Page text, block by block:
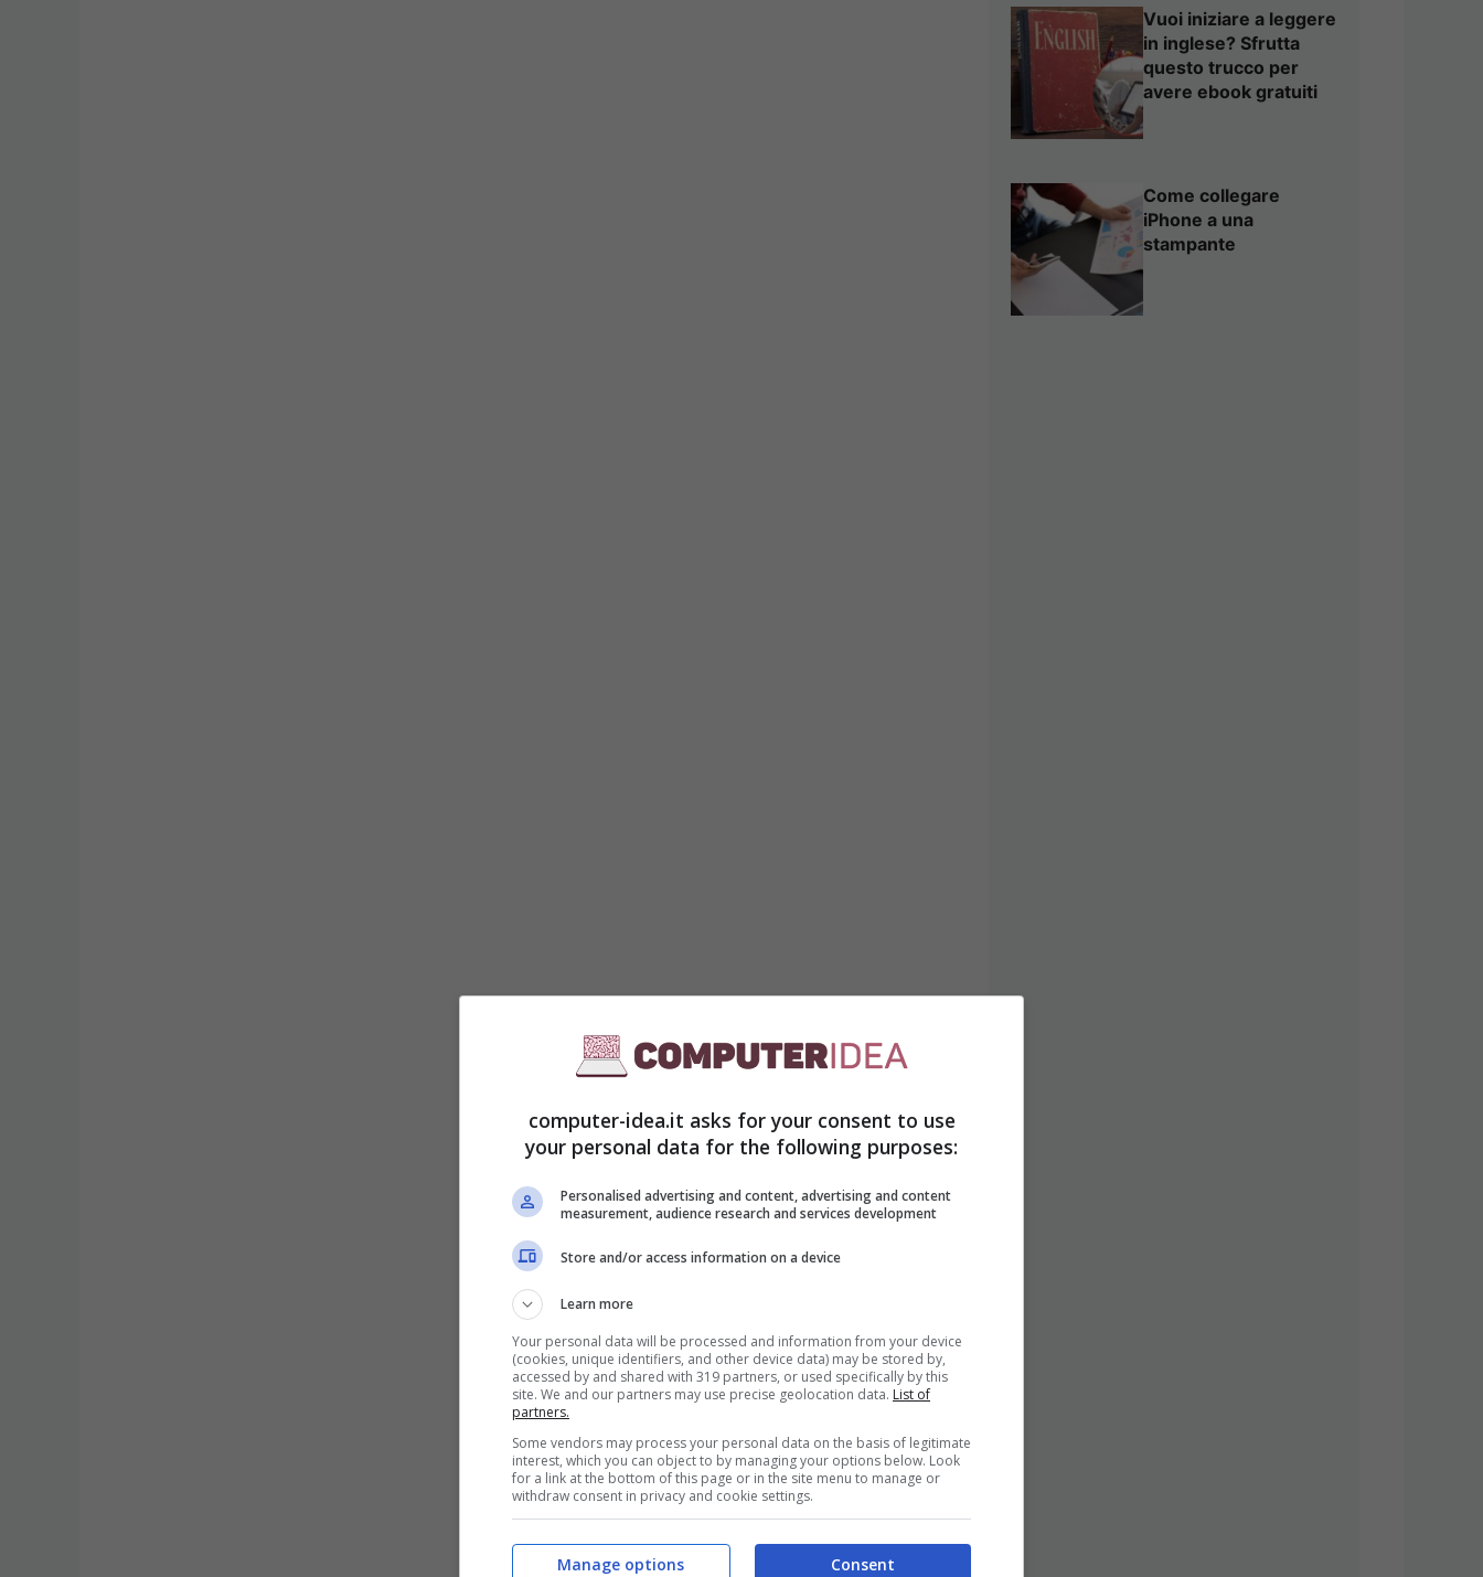
Vuoi iniziare a leggere
in inglese? Sfrutta
questo trucco per
avere ebook gratuiti
Come collegare
iPhone a una
stampante
computer-idea.it asks for your consent to use
your personal data for the following purposes:
Personalised advertising and content, advertising and content
measurement, audience research and services development
Store and/or access information on a device
Learn more
Your personal data will be processed and information from your device
(cookies, unique identifiers, and other device data) may be stored by,
accessed by and shared with 319 partners, or used specifically by this
site. We and our partners may use precise geolocation data. List of
partners.
Some vendors may process your personal data on the basis of legitimate
interest, which you can object to by managing your options below. Look
for a link at the bottom of this page or in the site menu to manage or
withdraw consent in privacy and cookie settings.
Consent
Manage options